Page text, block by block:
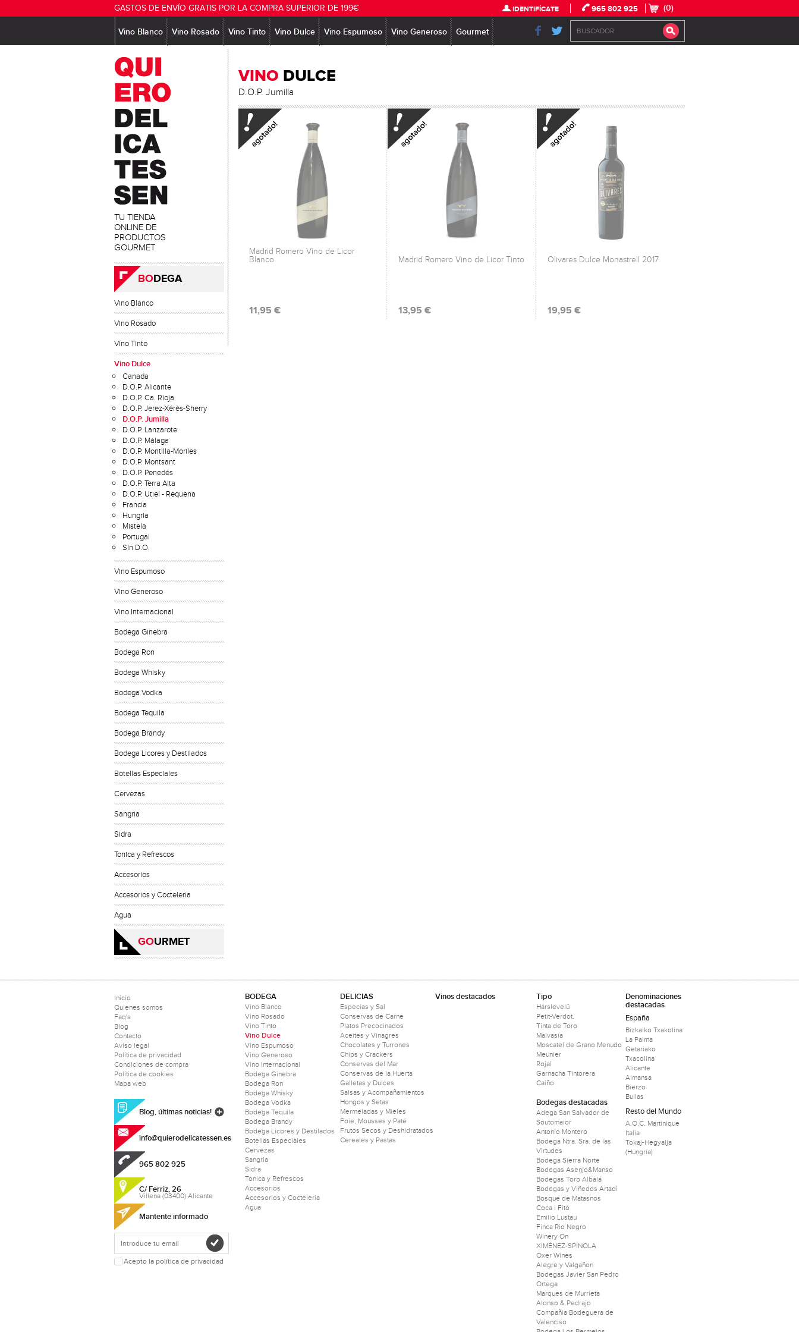
(0)
965 802 925
IDENTIFÍCATE
GASTOS DE ENVÍO GRATIS POR LA COMPRA SUPERIOR DE 199€
Vino Blanco Vino Rosado Vino Tinto Vino Dulce Vino Espumoso Vino Generoso Gourmet
TU TIENDA
ONLINE DE
PRODUCTOS
GOURMET
BODEGA
Vino Blanco
Vino Rosado
Vino Tinto
Vino Dulce
Canada
D.O.P. Alicante
D.O.P. Ca. Rioja
D.O.P. Jerez-Xérès-Sherry
D.O.P. Jumilla
D.O.P. Lanzarote
D.O.P. Málaga
D.O.P. Montilla-Moriles
D.O.P. Montsant
D.O.P. Penedés
D.O.P. Terra Alta
D.O.P. Utiel - Requena
Francia
Hungria
Mistela
Portugal
Sin D.O.
Vino Espumoso
Vino Generoso
Vino Internacional
Bodega Ginebra
Bodega Ron
Bodega Whisky
Bodega Vodka
Bodega Tequila
Bodega Brandy
Bodega Licores y Destilados
Botellas Especiales
Cervezas
Sangria
Sidra
Tonica y Refrescos
Accesorios
Accesorios y Cocteleria
Agua
GOURMET
VINO DULCE
D.O.P. Jumilla
Madrid Romero Vino de Licor
Blanco
11,95 €
Madrid Romero Vino de Licor Tinto
13,95 €
Olivares Dulce Monastrell 2017
19,95 €
Inicio
Quienes somos
Faq's
Blog
Contacto
Aviso legal
Política de privacidad
Condiciones de compra
Política de cookies
Mapa web
Blog, últimas noticias!
info@quierodelicatessen.es
965 802 925
C/ Ferriz, 26
Villena (03400) Alicante
Mantente informado
Acepto la política de privacidad
BODEGA
Vino Blanco
Vino Rosado
Vino Tinto
Vino Dulce
Vino Espumoso
Vino Generoso
Vino Internacional
Bodega Ginebra
Bodega Ron
Bodega Whisky
Bodega Vodka
Bodega Tequila
Bodega Brandy
Bodega Licores y Destilados
Botellas Especiales
Cervezas
Sangria
Sidra
Tonica y Refrescos
Accesorios
Accesorios y Cocteleria
Agua
DELICIAS
Especias y Sal
Conservas de Carne
Platos Precocinados
Aceites y Vinagres
Chocolates y Turrones
Chips y Crackers
Conservas del Mar
Conservas de la Huerta
Galletas y Dulces
Salsas y Acompañamientos
Hongos y Setas
Mermeladas y Mieles
Foie, Mousses y Paté
Frutos Secos y Deshidratados
Cereales y Pastas
Vinos destacados Tipo
Hárslevelü
Petit-Verdot.
Tinta de Toro
Malvasía
Moscatel de Grano Menudo
Meunier
Rojal
Garnacha Tintorera
Caiño
Bodegas destacadas
Adega San Salvador de
Soutomaior
Antonio Montero
Bodega Ntra. Sra. de las
Virtudes
Bodega Sierra Norte
Bodegas Asenjo&Manso
Bodegas Toro Albalá
Bodegas y Viñedos Artadi
Bosque de Matasnos
Coca i Fitó
Emilio Lustau
Finca Rio Negro
Winery On
XIMÉNEZ-SPÍNOLA
Oxer Wines
Alegre y Valgañon
Bodegas Javier San Pedro
Ortega
Marques de Murrieta
Alonso & Pedrajo
Compañia Bodeguera de
Valenciso
Denominaciones
destacadas
España
Bizkaiko Txakolina
La Palma
Getariako
Txacolina
Alicante
Almansa
Bierzo
Bullas
Resto del Mundo
A.O.C. Martinique
Italia
Tokaj-Hegyalja
(Hungría)